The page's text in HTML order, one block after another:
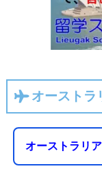
オーストラ
オーストラリ